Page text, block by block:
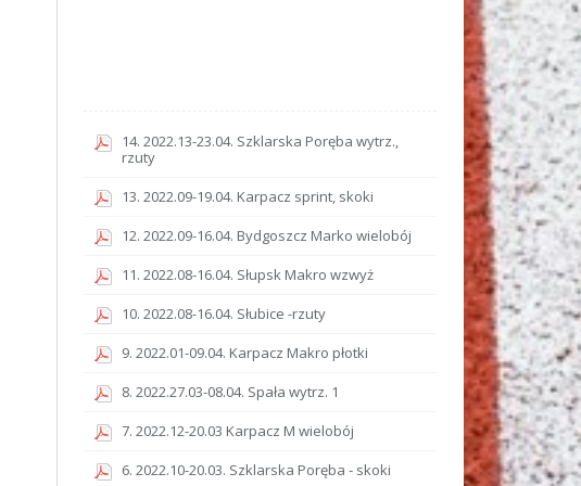
14. 2022.13-23.04. Szklarska Poręba wytrz.,
rzuty
13. 2022.09-19.04. Karpacz sprint, skoki
12. 2022.09-16.04. Bydgoszcz Marko wielobój
11. 2022.08-16.04. Słupsk Makro wzwyż
10. 2022.08-16.04. Słubice -rzuty
9. 2022.01-09.04. Karpacz Makro płotki
8. 2022.27.03-08.04. Spała wytrz. 1
7. 2022.12-20.03 Karpacz M wielobój
6. 2022.10-20.03. Szklarska Poręba - skoki